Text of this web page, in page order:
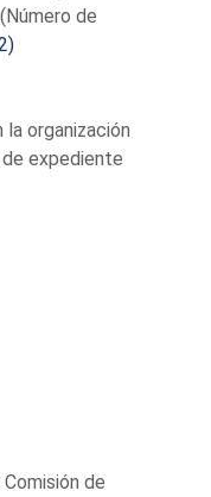
de
organización
expediente
de